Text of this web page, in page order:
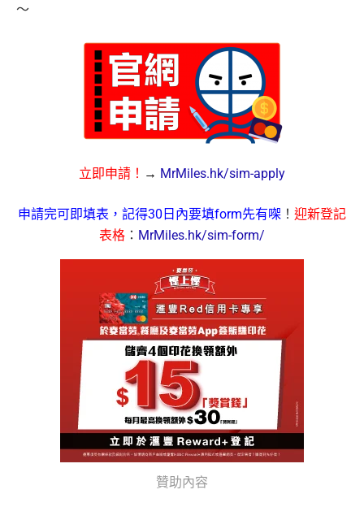
～
立即申請！ → MrMiles.hk/sim-apply
申請完可即填表，記得30日內要填form先有㗎 ！ 迎新登記
表格 ： MrMiles.hk/sim-form/
贊助內容